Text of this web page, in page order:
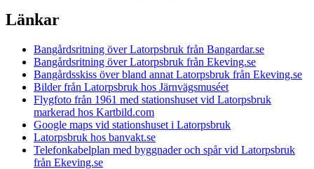
Länkar
Bangårdsritning över Latorpsbruk från Bangardar.se
Bangårdsritning över Latorpsbruk från Ekeving.se
Bangårdsskiss över bland annat Latorpsbruk från Ekeving.se
Bilder från Latorpsbruk hos Järnvägsmuséet
Flygfoto från 1961 med stationshuset vid Latorpsbruk
markerad hos Kartbild.com
Google maps vid stationshuset i Latorpsbruk
Latorpsbruk hos banvakt.se
Telefonkabelplan med byggnader och spår vid Latorpsbruk
från Ekeving.se